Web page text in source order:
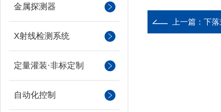
金属探测器
X射线检测系统
定量灌装·非标定制
自动化控制
上一篇： 下